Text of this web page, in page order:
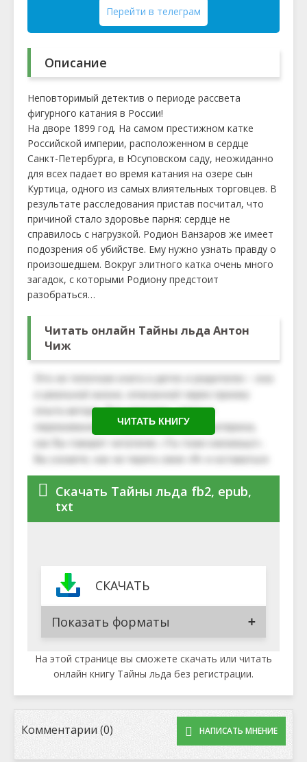
Перейти в телеграм
Описание
Неповторимый детектив о периоде рассвета
фигурного катания в России!
На дворе 1899 год. На самом престижном катке
Российской империи, расположенном в сердце
Санкт-Петербурга, в Юсуповском саду, неожиданно
для всех падает во время катания на озере сын
Куртица, одного из самых влиятельных торговцев. В
результате расследования пристав посчитал, что
причиной стало здоровье парня: сердце не
справилось с нагрузкой. Родион Ванзаров же имеет
подозрения об убийстве. Ему нужно узнать правду о
произошедшем. Вокруг элитного катка очень много
загадок, с которыми Родиону предстоит
разобраться…
Читать онлайн Тайны льда Антон
Чиж
ЧИТАТЬ КНИГУ
Скачать Тайны льда fb2, epub,
txt
СКАЧАТЬ
Показать форматы
На этой странице вы сможете скачать или читать
онлайн книгу Тайны льда без регистрации.
Комментарии (0) НАПИСАТЬ МНЕНИЕ